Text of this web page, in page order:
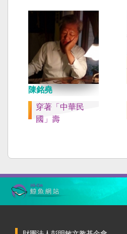
陳銘堯
穿著「中華民
國」壽